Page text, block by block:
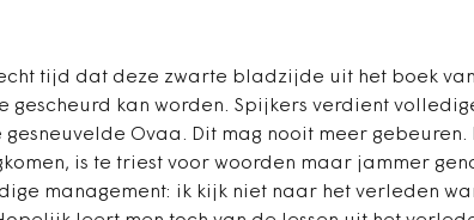
tijd dat deze zwarte bladzijde uit het boek
gescheurd kan worden. Spijkers verdient
gesneuvelde Ovaa. Dit mag nooit meer
is te triest voor woorden maar jammer
management: ik kijk niet naar het verleden